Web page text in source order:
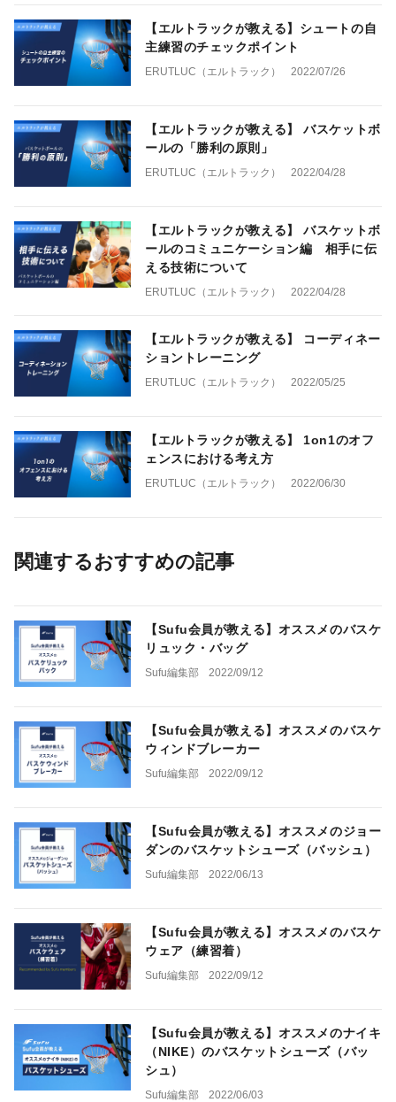
【エルトラックが教える】シュートの自
主練習のチェックポイント
ERUTLUC（エルトラック） 2022/07/26
【エルトラックが教える】 バスケットボ
ールの「勝利の原則」
ERUTLUC（エルトラック） 2022/04/28
【エルトラックが教える】 バスケットボ
ールのコミュニケーション編 相手に伝
える技術について
ERUTLUC（エルトラック） 2022/04/28
【エルトラックが教える】 コーディネー
ショントレーニング
ERUTLUC（エルトラック） 2022/05/25
【エルトラックが教える】 1on1のオフ
ェンスにおける考え方
ERUTLUC（エルトラック） 2022/06/30
関連するおすすめの記事
【Sufu会員が教える】オススメのバスケ
リュック・バッグ
Sufu編集部 2022/09/12
【Sufu会員が教える】オススメのバスケ
ウィンドブレーカー
Sufu編集部 2022/09/12
【Sufu会員が教える】オススメのジョー
ダンのバスケットシューズ（バッシュ）
Sufu編集部 2022/06/13
【Sufu会員が教える】オススメのバスケ
ウェア（練習着）
Sufu編集部 2022/09/12
【Sufu会員が教える】オススメのナイキ
（NIKE）のバスケットシューズ（バッ
シュ）
Sufu編集部 2022/06/03